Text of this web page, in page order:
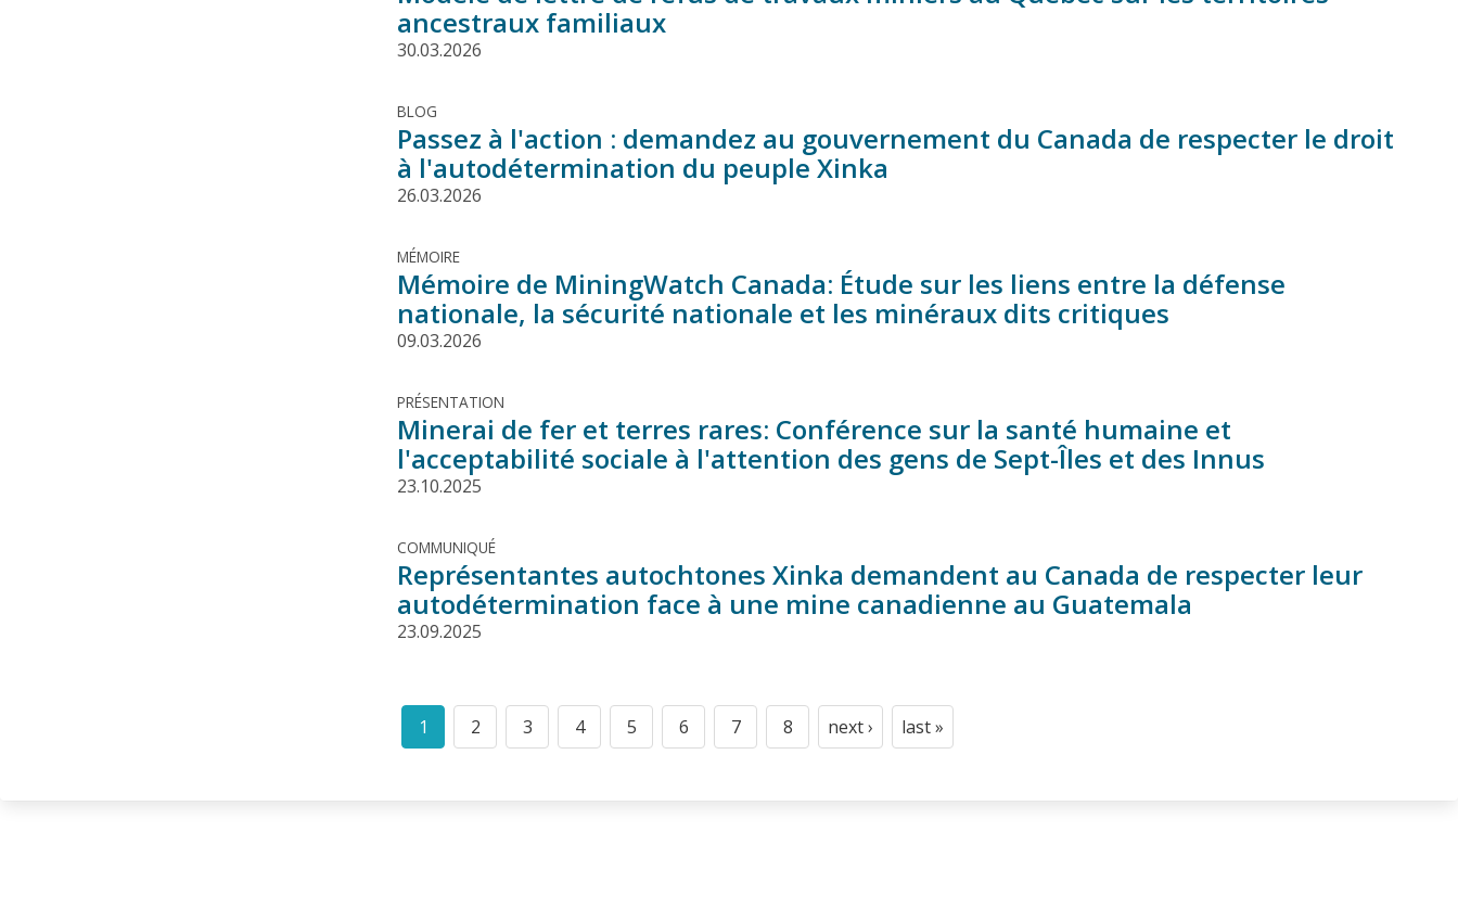
ancestraux familiaux
30.03.2026
BLOG
Passez à l'action : demandez au gouvernement du Canada de respecter le droit
à l'autodétermination du peuple Xinka
26.03.2026
MÉMOIRE
Mémoire de MiningWatch Canada: Étude sur les liens entre la défense
nationale, la sécurité nationale et les minéraux dits critiques
09.03.2026
PRÉSENTATION
Minerai de fer et terres rares: Conférence sur la santé humaine et
l'acceptabilité sociale à l'attention des gens de Sept-Îles et des Innus
23.10.2025
COMMUNIQUÉ
Représentantes autochtones Xinka demandent au Canada de respecter leur
autodétermination face à une mine canadienne au Guatemala
23.09.2025
Pagination
Current
1
Page
2
Page
3
Page
4
Page
5
Page
6
Page
7
Page
8
Next
next ›
Last
last »